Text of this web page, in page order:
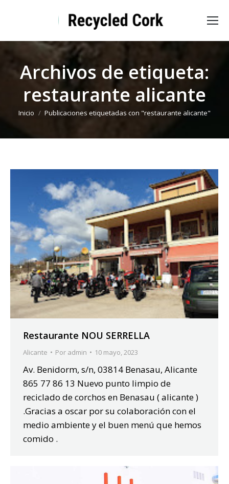
Archivos de etiqueta:
restaurante alicante
Estás aquí:
Inicio Publicaciones etiquetadas con "restaurante alicante"
Restaurante NOU SERRELLA
Alicante Por admin 10 mayo, 2023
Av. Benidorm, s/n, 03814 Benasau, Alicante
865 77 86 13 Nuevo punto limpio de
reciclado de corchos en Benasau ( alicante )
.Gracias a oscar por su colaboración con el
medio ambiente y el buen menú que hemos
comido .